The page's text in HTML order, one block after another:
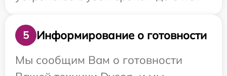
5
Информирование о готовности
Мы сообщим Вам о готовности